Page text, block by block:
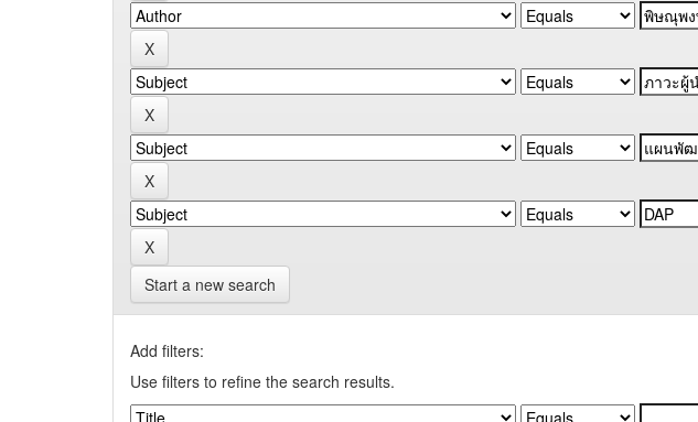
Start a new search
Add filters:
Use filters to refine the search results.